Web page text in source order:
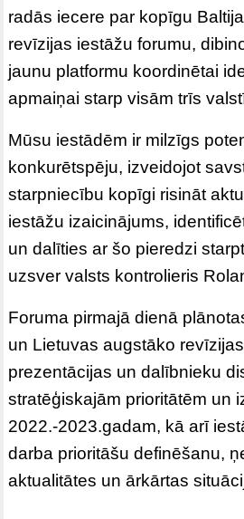
radās iecere par kopīgu
revīzijas iestāžu forumu,
jaunu platformu koordinētai
apmaiņai starp visām trīs
Mūsu iestādēm ir milzīgs
konkurētspēju, izveidojot
starpniecību kopīgi risināt
iestāžu izaicinājums,
un dalīties ar šo pieredzi
uzsver valsts kontrolieris
Foruma pirmajā dienā
un Lietuvas augstāko
prezentācijas un dalībnieku
stratēģiskajām prioritātēm un
2022.-2023.gadam, kā arī
darba prioritāšu definēšanu,
aktualitātes un ārkārtas